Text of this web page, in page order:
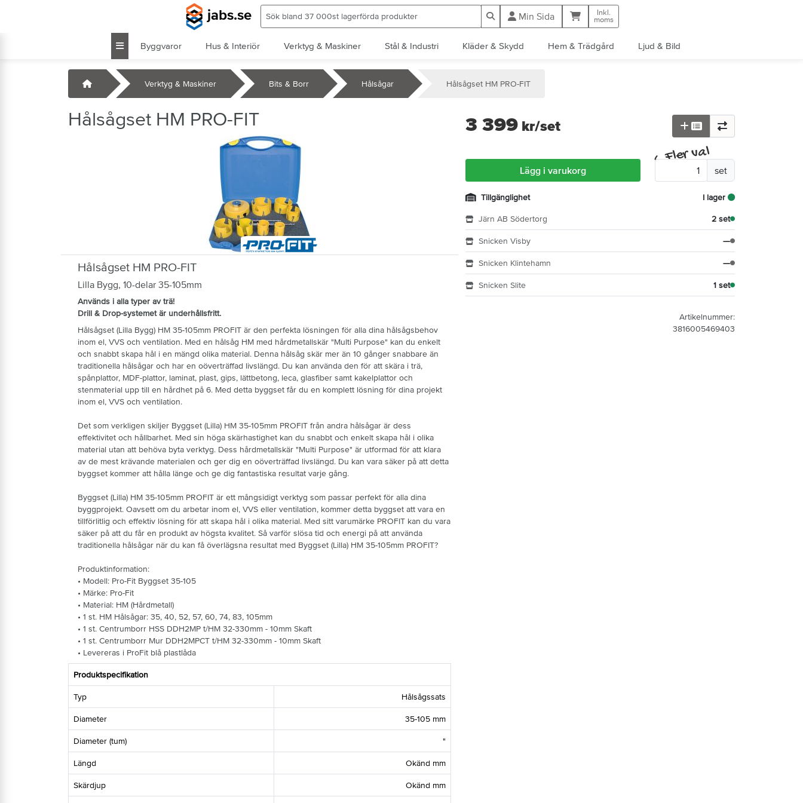
jabs.se Min Sida Kundvagn
Inkl.
moms
Byggvaror Hus & Interiör Verktyg & Maskiner Stål & Industri Kläder & Skydd Hem & Trädgård Ljud & Bild
Startsida Verktyg & Maskiner Bits & Borr Hålsågar Hålsågset HM PRO-FIT
Hålsågset HM PRO-FIT
Hålsågset HM PRO-FIT
Lilla Bygg, 10-delar 35-105mm
Används i alla typer av trä!
Drill & Drop-systemet är underhållsfritt.
Hålsågset (Lilla Bygg) HM 35-105mm PROFIT är den perfekta lösningen för alla dina hålsågsbehov
inom el, VVS och ventilation. Med en hålsåg HM med hårdmetallskär "Multi Purpose" kan du enkelt
och snabbt skapa hål i en mängd olika material. Denna hålsåg skär mer än 10 gånger snabbare än
traditionella hålsågar och har en oöverträffad livslängd. Du kan använda den för att skära i trä,
spånplattor, MDF-plattor, laminat, plast, gips, lättbetong, leca, glasfiber samt kakelplattor och
stenmaterial upp till en hårdhet på 6. Med detta byggset får du en komplett lösning för dina projekt
inom el, VVS och ventilation.
Det som verkligen skiljer Byggset (Lilla) HM 35-105mm PROFIT från andra hålsågar är dess
effektivitet och hållbarhet. Med sin höga skärhastighet kan du snabbt och enkelt skapa hål i olika
material utan att behöva byta verktyg. Dess hårdmetallskär "Multi Purpose" är utformad för att klara
av de mest krävande materialen och ger dig en oöverträffad livslängd. Du kan vara säker på att detta
byggset kommer att hålla länge och ge dig fantastiska resultat varje gång.
Byggset (Lilla) HM 35-105mm PROFIT är ett mångsidigt verktyg som passar perfekt för alla dina
byggprojekt. Oavsett om du arbetar inom el, VVS eller ventilation, kommer detta byggset att vara en
tillförlitlig och effektiv lösning för att skapa hål i olika material. Med sitt varumärke PROFIT kan du vara
säker på att du får en produkt av högsta kvalitet. Så varför slösa tid och energi på att använda
traditionella hålsågar när du kan få överlägsna resultat med Byggset (Lilla) HM 35-105mm PROFIT?
Produktinformation:
• Modell: Pro-Fit Byggset 35-105
• Märke: Pro-Fit
• Material: HM (Hårdmetall)
• 1 st. HM Hålsågar: 35, 40, 52, 57, 60, 74, 83, 105mm
• 1 st. Centrumborr HSS DDH2MP t/HM 32-330mm - 10mm Skaft
• 1 st. Centrumborr Mur DDH2MPCT t/HM 32-330mm - 10mm Skaft
• Levereras i ProFit blå plastlåda
Produktspecifikation
Typ Hålsågssats
Diameter 35-105 mm
Diameter (tum) "
Längd Okänd mm
Skärdjup Okänd mm
3 399 kr/set
^Fler val
Lägg i varukorg set
Tillgänglighet I lager
Järn AB Södertorg 2 set
Snicken Visby —
Snicken Klintehamn —
Snicken Slite 1 set
Artikelnummer:
3816005469403